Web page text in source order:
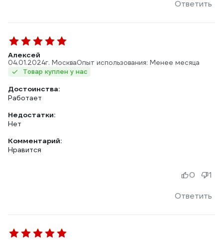
Ответить
Алексей
04.01.2024г. МоскваОпыт использования: Менее месяца
Товар куплен у нас
Достоинства:
Работает
Недостатки:
Нет
Комментарий:
Нравится
Ответить
0 1